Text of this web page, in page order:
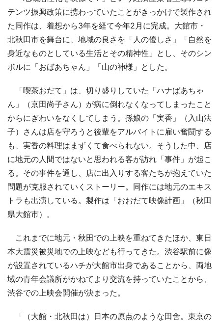
テンツ振興政策に携わっていたことがきっかけで製作され
た同作は、着想から3年を経て今年2月に完成。大館市・
北秋田市を舞台に、地域の良さを「人の優しさ」「自然を
身近なものとしている生活とその精神性」とし、そのシン
ボルに「おばあちゃん」「山の神様」とした。
「喫茶おだて」は、切り盛りしていた「ハナばあちゃ
ん」（京田尚子さん）が病に倒れなくなってしまったこと
からにぎわいをなくしてしまう。孫娘の「実香」（入山法
子）さんは店を守ろうと後輩をアルバイトに雇い奮闘する
も、実香の料理はまずくて食べられない。そうした中、店
に地元の人間ではないと思われる客が訪れ「事件」が起こ
る。その事件を通し、店に出入りする客たちが抱えていた
問題が克服されていくストーリー。同作には地元のエキス
トラも出演している。製作は「おおだて映像計画」（秋田
県大館市）。
これまでに地元・秋田での上映を重ねてきたほか、東日
本大震災被災地での上映なども行ってきた。渋谷駅前に像
が設置されているハチが大館市出身であることから、両地
域の青年会議所がかねてより交流を持っていたことから、
渋谷での上映会開催が決まった。
「（大館・北秋田は）日本の原点のような田舎。東京の